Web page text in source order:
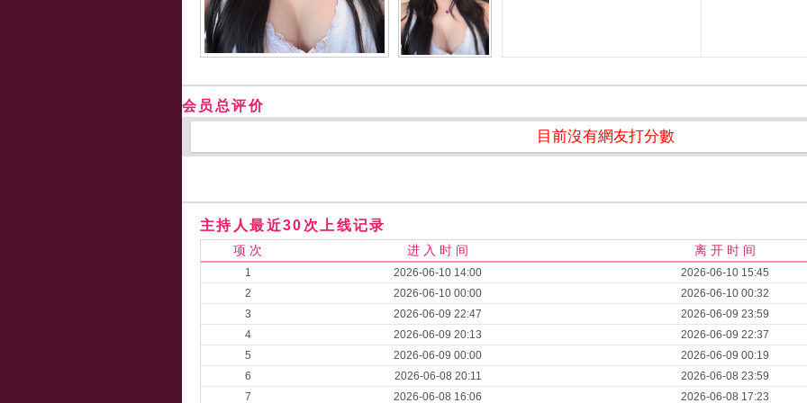
会员总评价
目前沒有網友打分數
主持人最近30次上线记录
项 次 进 入 时 间 离 开 时 间
1 2026-06-10 14:00
2026-06-10 15:45
2
2026-06-10 00:00
2026-06-10 00:32
3
2026-06-09 22:47
2026-06-09 23:59
4
2026-06-09 20:13
2026-06-09 22:37
5
2026-06-09 00:00
2026-06-09 00:19
6
2026-06-08 20:11
2026-06-08 23:59
7
2026-06-08 16:06 2026-06-08 17:23